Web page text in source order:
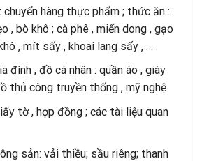
hàng thực phẩm ; thức ăn :
, bò khô ; cà phê , miến dong , gạo
, mít sấy , khoai lang sấy , . . .
đình , đồ cá nhân : quần áo , giày
thủ công truyền thống , mỹ nghệ
tờ , hợp đồng ; các tài liệu quan
sản: vải thiều; sầu riêng; thanh